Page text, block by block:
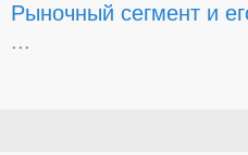
Рыночный сегмент и
...